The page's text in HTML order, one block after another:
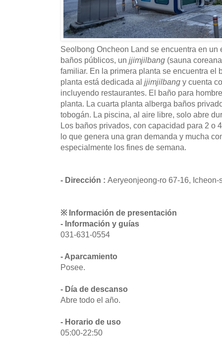
Seolbong Oncheon Land se encuentra en un
baños públicos, un jjimjilbang (sauna
familiar. En la primera planta se encuentra el
planta está dedicada al jjimjilbang y cuenta
incluyendo restaurantes. El baño para
planta. La cuarta planta alberga baños
tobogán. La piscina, al aire libre, solo abre
Los baños privados, con capacidad para 2 o
lo que genera una gran demanda y mucha
especialmente los fines de semana.
- Dirección : Aeryeonjeong-ro 67-16, Icheon-
※ Información de presentación
- Información y guías
031-631-0554
- Aparcamiento
Posee.
- Día de descanso
Abre todo el año.
- Horario de uso
05:00-22:50